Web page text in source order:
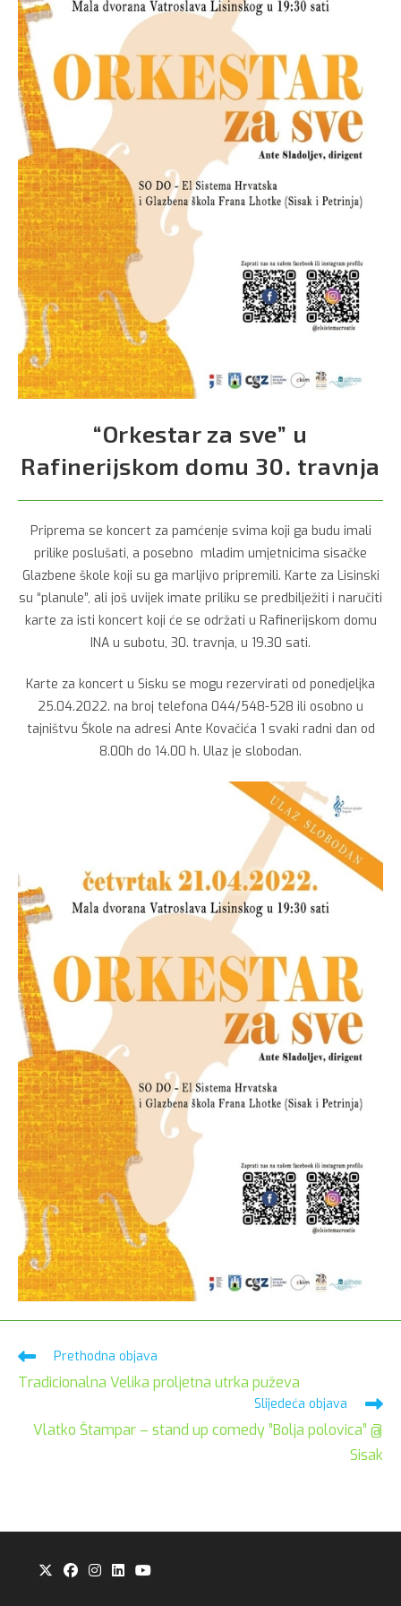
“Orkestar za sve” u
Rafinerijskom domu 30. travnja
Priprema se koncert za pamćenje svima koji ga budu imali
prilike poslušati, a posebno mladim umjetnicima sisačke
Glazbene škole koji su ga marljivo pripremili. Karte za Lisinski
su “planule”, ali još uvijek imate priliku se predbilježiti i naručiti
karte za isti koncert koji će se održati u Rafinerijskom domu
INA u subotu, 30. travnja, u 19.30 sati.
Karte za koncert u Sisku se mogu rezervirati od ponedjeljka
25.04.2022. na broj telefona 044/548-528 ili osobno u
tajništvu Škole na adresi Ante Kovačića 1 svaki radni dan od
8.00h do 14.00 h. Ulaz je slobodan.
Pročitaj
članaka
Prethodna objava
Tradicionalna Velika proljetna utrka puževa
Slijedeća objava
Vlatko Štampar – stand up comedy ”Bolja polovica” @
Sisak